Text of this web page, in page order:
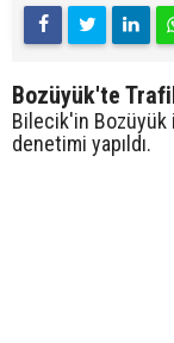
Bozüyük'te
Bilecik'in
denetimi yapıldı.